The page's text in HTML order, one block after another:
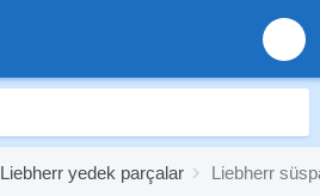
Liebherr yedek parçalar Liebherr